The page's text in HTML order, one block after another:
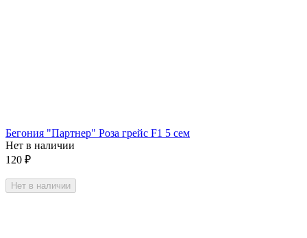
Бегония "Партнер" Роза грейс F1 5 сем
Нет в наличии
120 ₽
Нет в наличии